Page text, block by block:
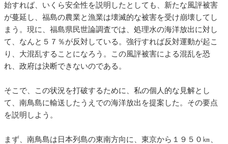
始すれば、いくら安全性を説明したとしても、新たな風評被害
が蔓延し、福島の農業と漁業は壊滅的な被害を受け崩壊してし
まう。現に、福島県民世論調査では、処理水の海洋放出に対し
て、なんと５７％が反対している。強行すれば反対運動が起こ
り、大混乱することになろう。この風評被害による混乱を恐
れ、政府は決断できないのである。
そこで、この状況を打破するために、私の個人的な見解とし
て、南鳥島に輸送したうえでの海洋放出を提案した。その要点
を説明しよう。
まず、南鳥島は日本列島の東南方向に、東京から１９５０㎞、